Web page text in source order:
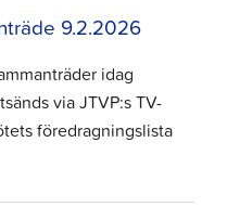
9.2.2026
idag
via JTVP:s TV-
föredragningslista